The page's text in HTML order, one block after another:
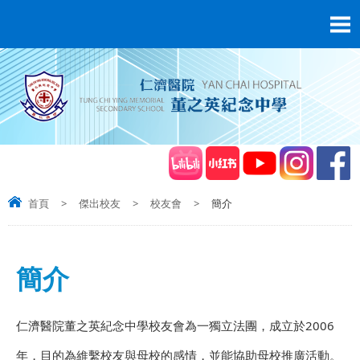
首頁 > 傑出校友 > 校友會 > 簡介
簡介
仁濟醫院董之英紀念中學校友會為一獨立法團，成立於2006
年，目的為維繫校友與母校的感情，並能協助母校推廣活動。